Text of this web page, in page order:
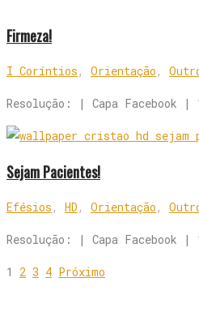
Firmeza!
I Coríntios , Orientação ,
Resolução: | Capa Facebook
Sejam Pacientes!
Efésios , HD , Orientação ,
Resolução: | Capa Facebook
1 2 3 4 Próximo